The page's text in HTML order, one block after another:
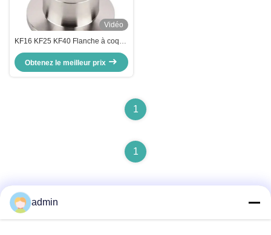
Vidéo
KF16 KF25 KF40 Flanche à coque
vide Flanche à vide
Obtenez le meilleur prix
1
1
admin